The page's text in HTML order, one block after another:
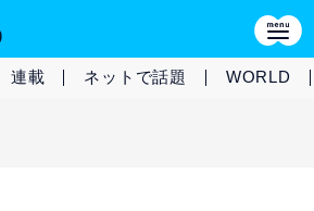
連載 ネットで話題 WORLD